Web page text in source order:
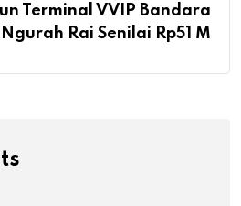
Terminal VVIP Bandara
Ngurah Rai Senilai Rp51 M